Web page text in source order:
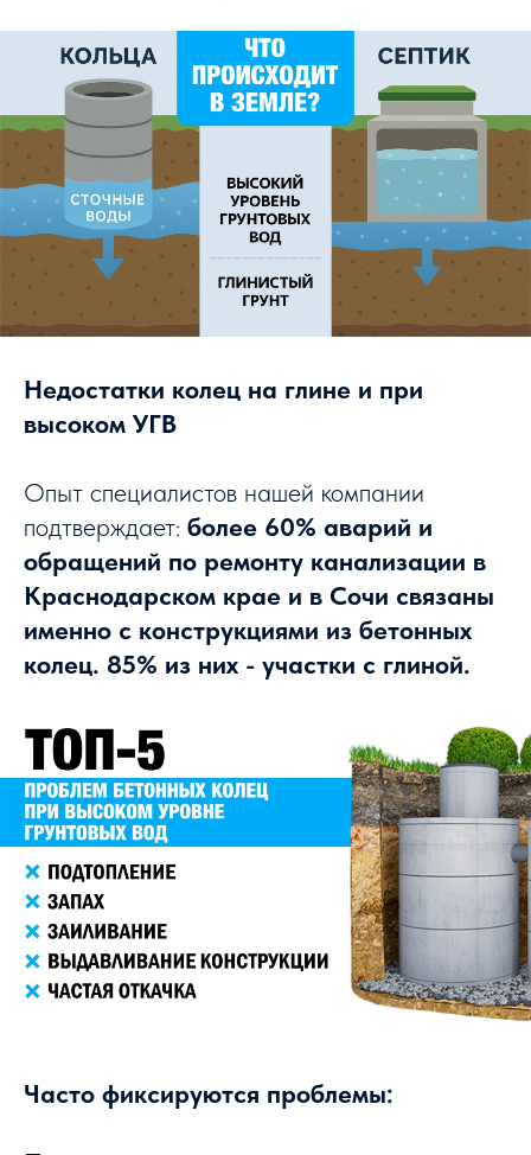
Недостатки колец на глине и при
высоком УГВ
Опыт специалистов нашей компании
подтверждает: более 60% аварий и
обращений по ремонту канализации в
Краснодарском крае и в Сочи связаны
именно с конструкциями из бетонных
колец. 85% из них - участки с глиной.
Часто фиксируются проблемы: